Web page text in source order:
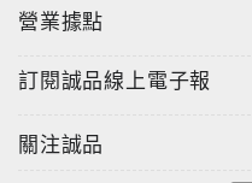
營業據點
訂閱誠品線上電子報
關注誠品